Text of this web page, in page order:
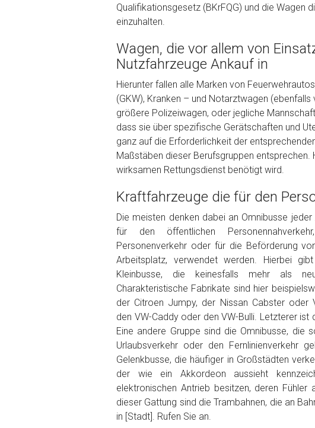
Telefon
Email
PLZ und Ort
Foto Nr. 1
Foto Nr. 3
Sonstiges
Fertig
Qualifikationsgesetz (BKrFQG) und die Wagen
einzuhalten.
Wagen, die vor allem von
Nutzfahrzeuge Ankauf in
Hierunter fallen alle Marken von
(GKW), Kranken – und Notarztwagen
größere Polizeiwagen, oder jegliche
dass sie über spezifische Gerätschaften und
ganz auf die Erforderlichkeit der
Maßstäben dieser Berufsgruppen
wirksamen Rettungsdienst benötigt wird.
Kraftfahrzeuge die für den
Die meisten denken dabei an Omnibusse
für den öffentlichen
Personenverkehr oder für die Beförderung
Arbeitsplatz, verwendet werden. Hierbei
Kleinbusse, die keinesfalls mehr als
Charakteristische Fabrikate sind hier
der Citroen Jumpy, der Nissan Cabster oder
den VW-Caddy oder den VW-Bulli. Letzterer
Eine andere Gruppe sind die Omnibusse, die
Urlaubsverkehr oder den Fernlinienverkehr
Gelenkbusse, die häufiger in Großstädten
der wie ein Akkordeon aussieht
elektronischen Antrieb besitzen, deren
dieser Gattung sind die Trambahnen, die an
in [Stadt]. Rufen Sie an.